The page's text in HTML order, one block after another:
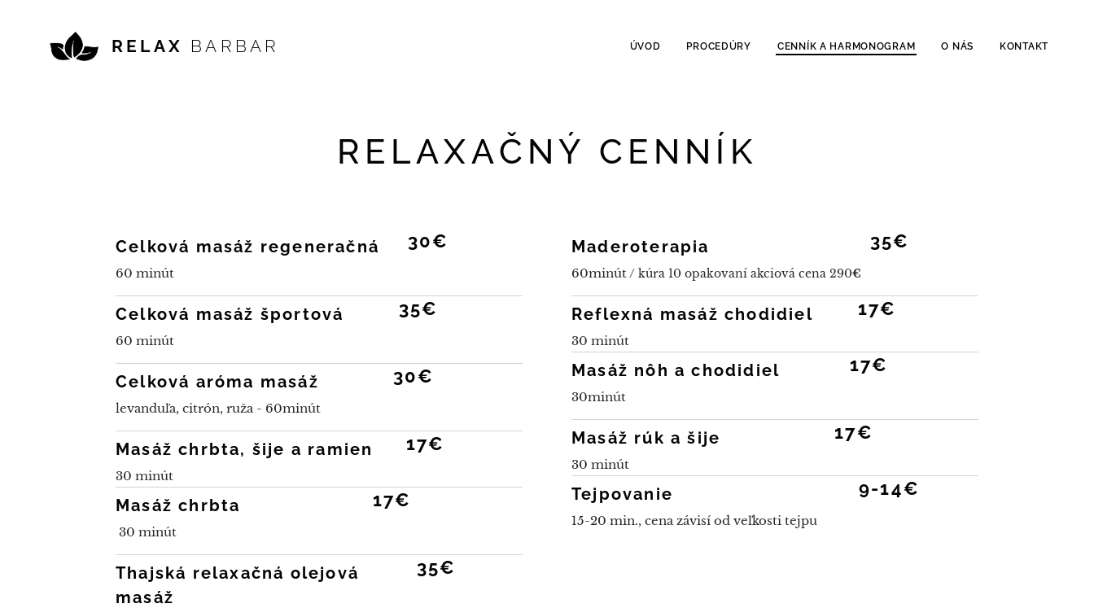
RELAX BARBAR ÚVOD PROCEDÚRY CENNÍK A HARMONOGRAM O NÁS KONTAKT
RELAXAČNÝ CENNÍK
Celková masáž regeneračná
60 minút
30€
Celková masáž športová
60 minút
35€
Celková aróma masáž
levanduľa, citrón, ruža - 60minút
30€
Masáž chrbta, šije a ramien
30 minút
17€
Masáž chrbta
30 minút
17€
Thajská relaxačná olejová
masáž
35€
Maderoterapia
60minút / kúra 10 opakovaní akciová cena 290€
35€
Reflexná masáž chodidiel
30 minút
17€
Masáž nôh a chodidiel
30minút
17€
Masáž rúk a šije
30 minút
17€
Tejpovanie
15-20 min., cena závisí od veľkosti tejpu
9-14€